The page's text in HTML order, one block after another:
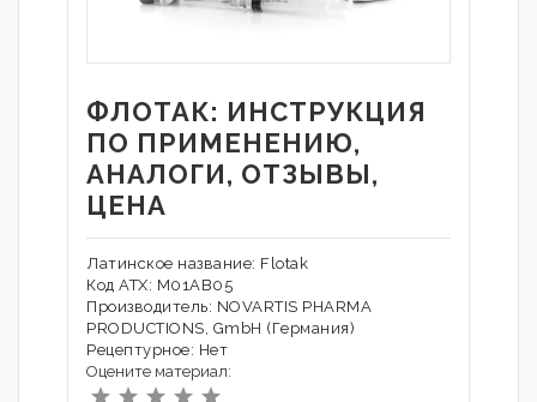
ФЛОТАК: ИНСТРУКЦИЯ
ПО ПРИМЕНЕНИЮ,
АНАЛОГИ, ОТЗЫВЫ,
ЦЕНА
Латинское название: Flotak
Код АТХ: M01AB05
Производитель: NOVARTIS PHARMA
PRODUCTIONS, GmbH (Германия)
Рецептурное: Нет
Оцените материал: